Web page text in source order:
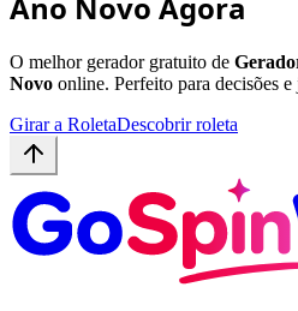
O melhor gerador gratuito de
Novo online. Perfeito para decisões e
Girar a RoletaDescobrir roleta